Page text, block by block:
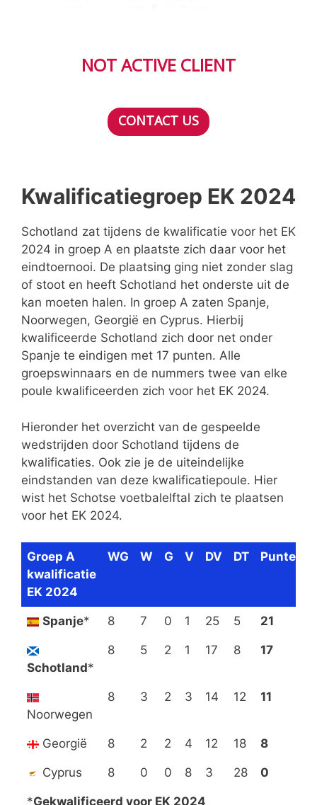
NOT ACTIVE CLIENT
CONTACT US
Kwalificatiegroep EK 2024
Schotland zat tijdens de kwalificatie voor het EK
2024 in groep A en plaatste zich daar voor het
eindtoernooi. De plaatsing ging niet zonder slag
of stoot en heeft Schotland het onderste uit de
kan moeten halen. In groep A zaten Spanje,
Noorwegen, Georgië en Cyprus. Hierbij
kwalificeerde Schotland zich door net onder
Spanje te eindigen met 17 punten. Alle
groepswinnaars en de nummers twee van elke
poule kwalificeerden zich voor het EK 2024.
Hieronder het overzicht van de gespeelde
wedstrijden door Schotland tijdens de
kwalificaties. Ook zie je de uiteindelijke
eindstanden van deze kwalificatiepoule. Hier
wist het Schotse voetbalelftal zich te plaatsen
voor het EK 2024.
Groep A
kwalificatie
EK 2024
WG W G V DV DT Punten
Spanje* 8 7 0 1 25 5 21
Schotland*
8 5 2 1 17 8 17
Noorwegen
8 3 2 3 14 12 11
Georgië 8 2 2 4 12 18 8
Cyprus 8 0 0 8 3 28 0
*Gekwalificeerd voor EK 2024